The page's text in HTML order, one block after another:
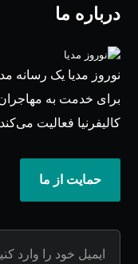
درباره ما
نوروز مدیا یک رسانه
برای خدمت به
کالیفرنیا فعالیت
حمایت از ما